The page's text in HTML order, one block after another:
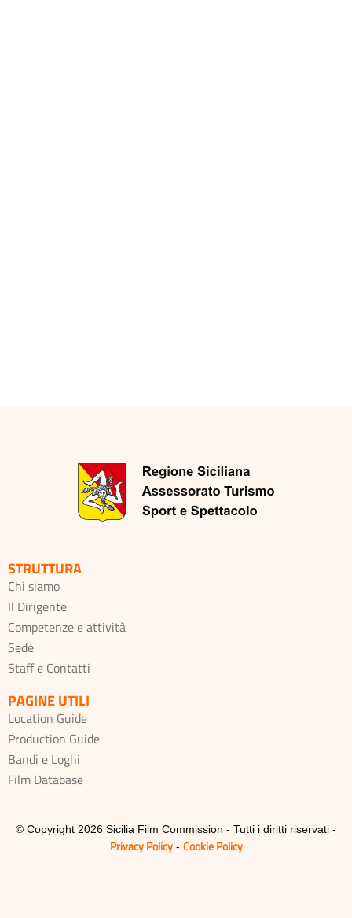
STRUTTURA
Chi siamo
Il Dirigente
Competenze e attività
Sede
Staff e Contatti
PAGINE UTILI
Location Guide
Production Guide
Bandi e Loghi
Film Database
© Copyright 2026 Sicilia Film Commission - Tutti i diritti riservati -
Privacy Policy- Cookie Policy